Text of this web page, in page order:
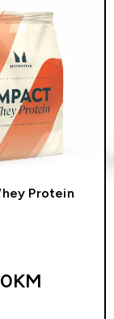
Protein